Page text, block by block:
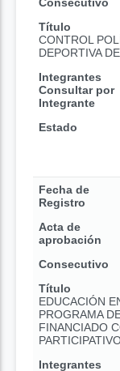
Título
CONTROL
DEPORTIVA
Integrantes
Consultar por
Integrante
Estado
Fecha de
Registro
Acta de
aprobación
Consecutivo
Título
EDUCACIÓN
PROGRAMA
FINANCIADO
Integrantes